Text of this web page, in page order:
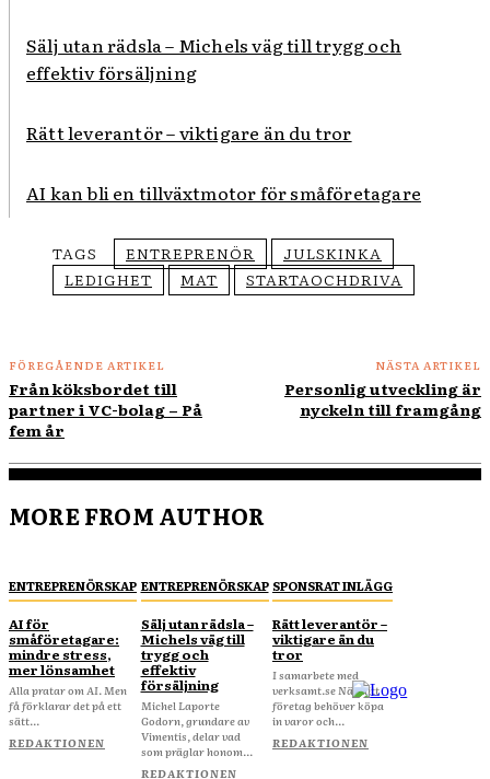
Sälj utan rädsla – Michels väg till trygg och
effektiv försäljning
Rätt leverantör – viktigare än du tror
AI kan bli en tillväxtmotor för småföretagare
TAGS ENTREPRENÖR
JULSKINKA
LEDIGHET
MAT STARTAOCHDRIVA
FÖREGÅENDE ARTIKEL
Från köksbordet till
partner i VC-bolag – På
fem år
NÄSTA ARTIKEL
Personlig utveckling är
nyckeln till framgång
MORE FROM AUTHOR
ENTREPRENÖRSKAP
AI för
småföretagare:
mindre stress,
mer lönsamhet
Alla pratar om AI. Men
få förklarar det på ett
sätt...
REDAKTIONEN
ENTREPRENÖRSKAP
Sälj utan rädsla –
Michels väg till
trygg och
effektiv
försäljning
Michel Laporte
Godorn, grundare av
Vimentis, delar vad
som präglar honom...
REDAKTIONEN
SPONSRAT INLÄGG
Rätt leverantör –
viktigare än du
tror
I samarbete med
verksamt.se När ditt
företag behöver köpa
in varor och...
REDAKTIONEN